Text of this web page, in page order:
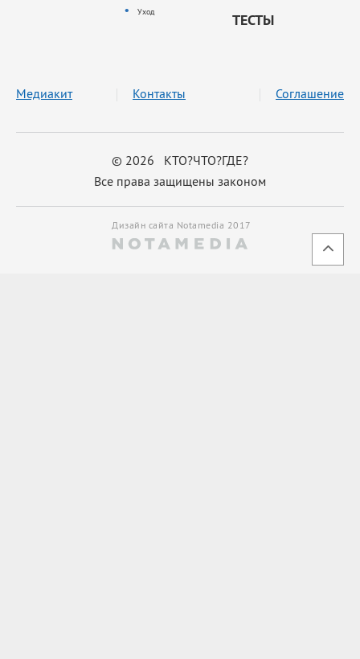
Уход ТЕСТЫ
© 2026 КТО?ЧТО?ГДЕ?
Все права защищены законом
Медиакит Контакты Соглашение
Дизайн сайта Notamedia 2017